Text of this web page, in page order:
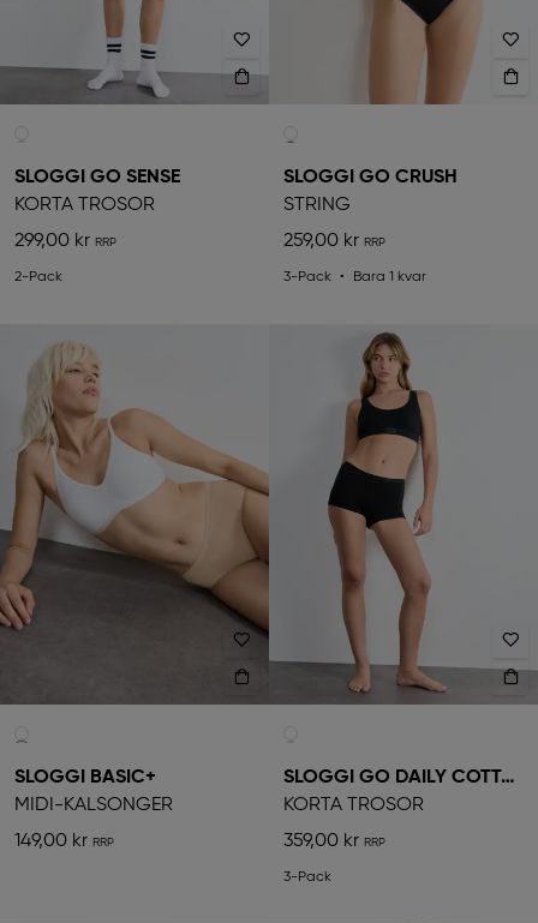
SLOGGI GO SENSE
KORTA TROSOR
299,00 kr
2-Pack
SLOGGI GO CRUSH
STRING
259,00 kr
3-Pack Bara 1 kvar
SLOGGI BASIC+
MIDI-KALSONGER
149,00 kr
SLOGGI GO DAILY COTTON
KORTA TROSOR
359,00 kr
3-Pack